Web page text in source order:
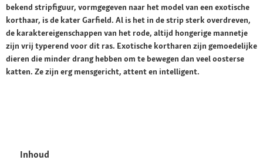
bekend stripfiguur, vormgegeven naar het model van een exotische
korthaar, is de kater Garfield. Al is het in de strip sterk overdreven,
de karaktereigenschappen van het rode, altijd hongerige mannetje
zijn vrij typerend voor dit ras. Exotische kortharen zijn gemoedelijke
dieren die minder drang hebben om te bewegen dan veel oosterse
katten. Ze zijn erg mensgericht, attent en intelligent.
Inhoud